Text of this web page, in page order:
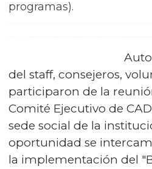
programas).
del staff, consejeros,
participaron de la
Comité Ejecutivo de
sede social de la
oportunidad se
la implementación del